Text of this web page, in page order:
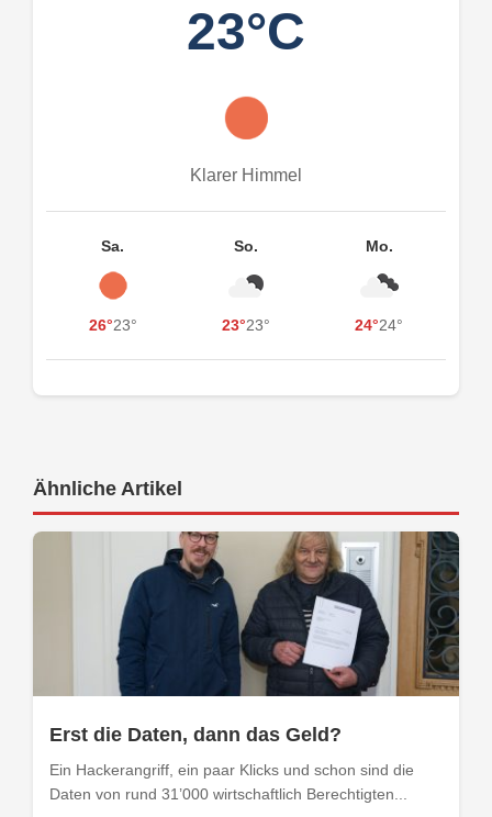
23°C
Klarer Himmel
Sa.
26°23°
So.
23°23°
Mo.
24°24°
Ähnliche Artikel
Erst die Daten, dann das Geld?
Ein Hackerangriff, ein paar Klicks und schon sind die
Daten von rund 31’000 wirtschaftlich Berechtigten...